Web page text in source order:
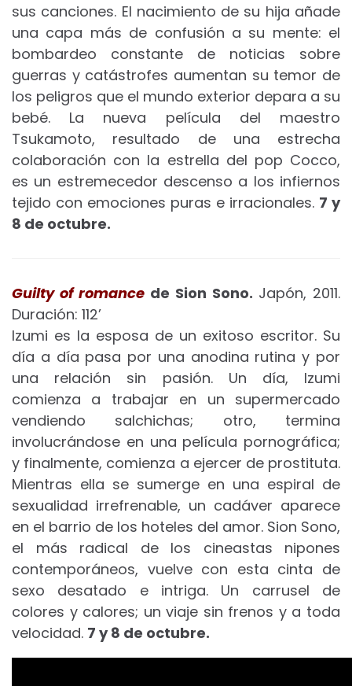
sus canciones. El nacimiento de su hija añade
una capa más de confusión a su mente: el
bombardeo constante de noticias sobre
guerras y catástrofes aumentan su temor de
los peligros que el mundo exterior depara a su
bebé. La nueva película del maestro
Tsukamoto, resultado de una estrecha
colaboración con la estrella del pop Cocco,
es un estremecedor descenso a los infiernos
tejido con emociones puras e irracionales. 7 y
8 de octubre.
Guilty of romance de Sion Sono. Japón, 2011.
Duración: 112’
Izumi es la esposa de un exitoso escritor. Su
día a día pasa por una anodina rutina y por
una relación sin pasión. Un día, Izumi
comienza a trabajar en un supermercado
vendiendo salchichas; otro, termina
involucrándose en una película pornográfica;
y finalmente, comienza a ejercer de prostituta.
Mientras ella se sumerge en una espiral de
sexualidad irrefrenable, un cadáver aparece
en el barrio de los hoteles del amor. Sion Sono,
el más radical de los cineastas nipones
contemporáneos, vuelve con esta cinta de
sexo desatado e intriga. Un carrusel de
colores y calores; un viaje sin frenos y a toda
velocidad. 7 y 8 de octubre.